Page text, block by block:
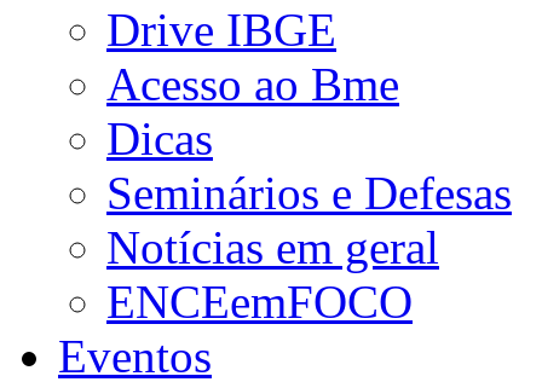
Drive IBGE
Acesso ao Bme
Dicas
Seminários e Defesas
Notícias em geral
ENCEemFOCO
Eventos